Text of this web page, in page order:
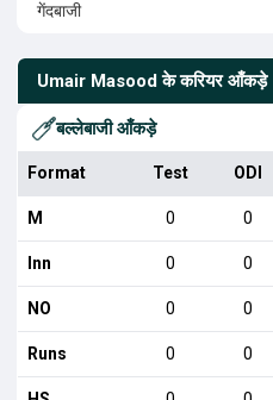
गेंदबाजी
Umair Masood के करियर आँकड़े
बल्लेबाजी आँकड़े
Format Test ODI
M 0 0
Inn 0 0
NO 0 0
Runs 0 0